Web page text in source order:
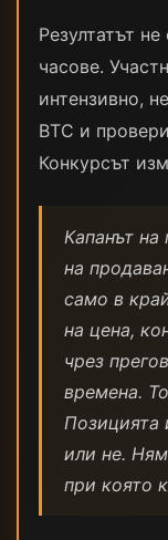
Резултатът
часове.
интензивно,
BTC и
Конкурсът
Капанът на
на
само в
на цена,
чрез
времена.
Позицията
или не.
при която